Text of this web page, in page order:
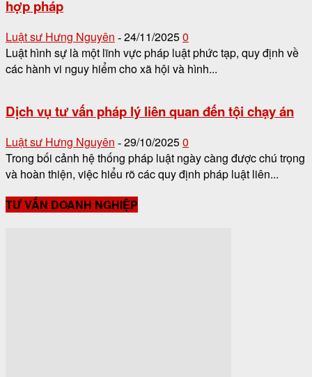
hợp pháp
Luật sư Hưng Nguyên - 24/11/20250
Luật hình sự là một lĩnh vực pháp luật phức tạp, quy định về
các hành vi nguy hiểm cho xã hội và hình...
Dịch vụ tư vấn pháp lý liên quan đến tội chạy án
Luật sư Hưng Nguyên - 29/10/20250
Trong bối cảnh hệ thống pháp luật ngày càng được chú trọng
và hoàn thiện, việc hiểu rõ các quy định pháp luật liên...
TƯ VẤN DOANH NGHIỆP